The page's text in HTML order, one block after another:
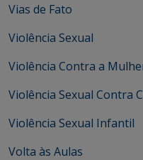
Vias de Fato
Violência Sexual
Violência Contra a
Violência Sexual Contra
Violência Sexual Infantil
Volta às Aulas